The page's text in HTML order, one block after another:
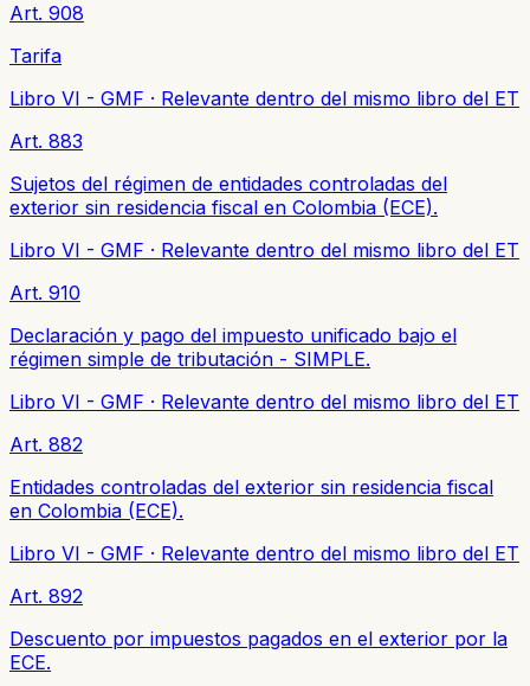
Art. 908
Tarifa
Libro VI - GMF · Relevante dentro del mismo libro del ET
Art. 883
Sujetos del régimen de entidades controladas del
exterior sin residencia fiscal en Colombia (ECE).
Libro VI - GMF · Relevante dentro del mismo libro del ET
Art. 910
Declaración y pago del impuesto unificado bajo el
régimen simple de tributación - SIMPLE.
Libro VI - GMF · Relevante dentro del mismo libro del ET
Art. 882
Entidades controladas del exterior sin residencia fiscal
en Colombia (ECE).
Libro VI - GMF · Relevante dentro del mismo libro del ET
Art. 892
Descuento por impuestos pagados en el exterior por la
ECE.